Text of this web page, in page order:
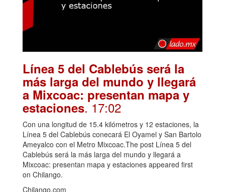
Línea 5 del Cablebús será la
más larga del mundo y llegará
a Mixcoac: presentan mapa y
estaciones. 17:02
Con una longitud de 15.4 kilómetros y 12 estaciones, la
Línea 5 del Cablebús conecará El Oyamel y San Bartolo
Ameyalco con el Metro Mixcoac.The post Línea 5 del
Cablebús será la más larga del mundo y llegará a
Mixcoac: presentan mapa y estaciones appeared first
on Chilango.
Chilango.com